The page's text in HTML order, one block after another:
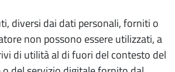
diversi dai dati personali, forniti o
non possono essere utilizzati, a
di utilità al di fuori del contesto del